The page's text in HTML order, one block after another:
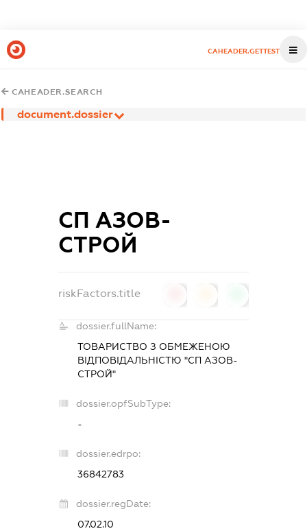
CAHEADER.GETTEST
CAHEADER.SEARCH
document.dossier
СП АЗОВ-
СТРОЙ
riskFactors.title
dossier.fullName:
ТОВАРИСТВО З ОБМЕЖЕНОЮ
ВІДПОВІДАЛЬНІСТЮ "СП АЗОВ-
СТРОЙ"
dossier.opfSubType:
-
dossier.edrpo:
36842783
dossier.regDate:
07.02.10